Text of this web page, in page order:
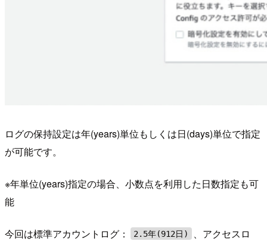
ログの保持設定は年(years)単位もしくは日(days)単位で指定
が可能です。
※年単位(years)指定の場合、小数点を利用した日数指定も可
能
今回は標準アカウントログ： 2.5年(912日)
、アクセスロ